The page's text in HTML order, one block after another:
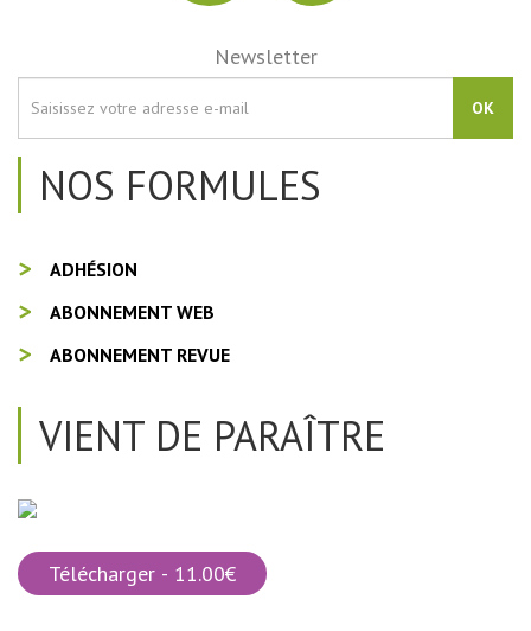
Newsletter
OK
NOS FORMULES
ADHÉSION
ABONNEMENT WEB
ABONNEMENT REVUE
VIENT DE PARAÎTRE
Télécharger - 11.00€